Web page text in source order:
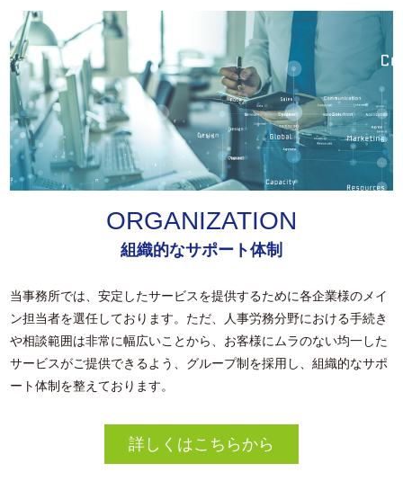
ORGANIZATION
組織的なサポート体制
当事務所では、安定したサービスを提供するために各企業様のメイ
ン担当者を選任しております。ただ、人事労務分野における手続き
や相談範囲は非常に幅広いことから、お客様にムラのない均一した
サービスがご提供できるよう、グループ制を採用し、組織的なサポ
ート体制を整えております。
詳しくはこちらから